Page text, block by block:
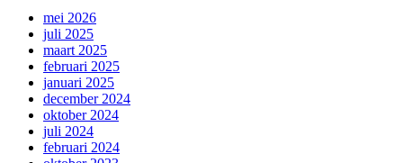
mei 2026
juli 2025
maart 2025
februari 2025
januari 2025
december 2024
oktober 2024
juli 2024
februari 2024